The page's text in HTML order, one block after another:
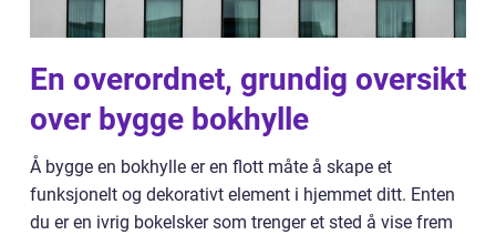
En overordnet, grundig oversikt
over bygge bokhylle
Å bygge en bokhylle er en flott måte å skape et
funksjonelt og dekorativt element i hjemmet ditt. Enten
du er en ivrig bokelsker som trenger et sted å vise frem